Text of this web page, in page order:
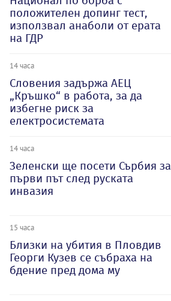
положителен допинг тест,
използвал анаболи от ерата
на ГДР
14 часа
Словения задържа АЕЦ
„Кръшко“ в работа, за да
избегне риск за
електросистемата
14 часа
Зеленски ще посети Сърбия за
първи път след руската
инвазия
15 часа
Близки на убития в Пловдив
Георги Кузев се събраха на
бдение пред дома му